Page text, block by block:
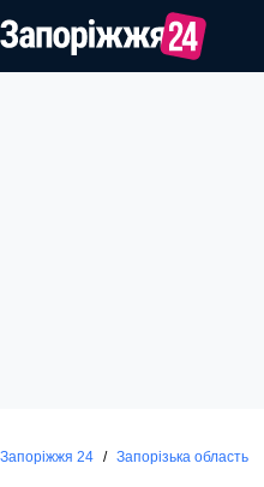
до
вмісту
Запоріжжя 24 / Запорізька область